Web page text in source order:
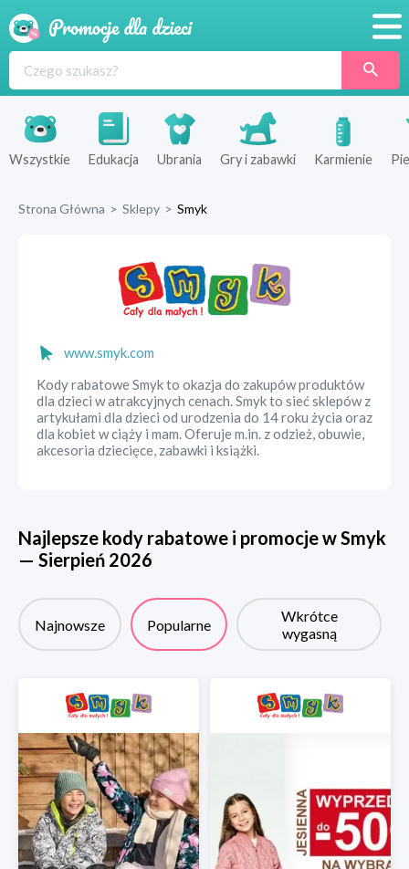
Produkty
Sklepy
Wszystkie Edukacja Ubrania Gry i zabawki Karmienie
Strona Główna > Sklepy > Smyk
www.smyk.com
Kody rabatowe Smyk to okazja do zakupów produktów
dla dzieci w atrakcyjnych cenach. Smyk to sieć sklepów z
artykułami dla dzieci od urodzenia do 14 roku życia oraz
dla kobiet w ciąży i mam. Oferuje m.in. z odzież, obuwie,
akcesoria dziecięce, zabawki i książki.
Najlepsze kody rabatowe i promocje wSmyk
— Sierpień 2026
Najnowsze Popularne
Wkrótce
wygasną